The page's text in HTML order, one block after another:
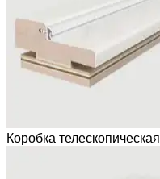
Коробка телескопическая